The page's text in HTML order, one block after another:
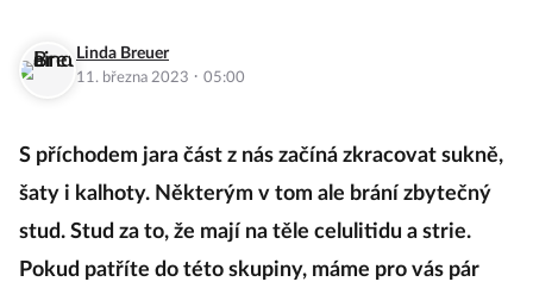
Linda Breuer
11. března 2023 · 05:00
S příchodem jara část z nás začíná zkracovat sukně,
šaty i kalhoty. Některým v tom ale brání zbytečný
stud. Stud za to, že mají na těle celulitidu a strie.
Pokud patříte do této skupiny, máme pro vás pár